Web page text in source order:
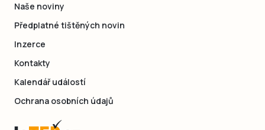
Naše noviny
Předplatné tištěných novin
Inzerce
Kontakty
Kalendář událostí
Ochrana osobních údajů